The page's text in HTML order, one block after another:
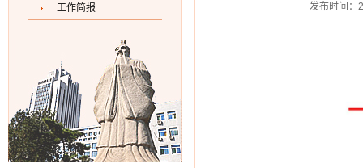
工作简报 发布时间